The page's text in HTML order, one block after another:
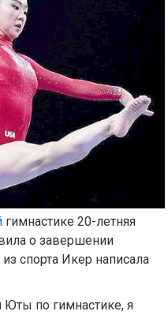
гимнастике 20-летняя
о завершении
спорта Икер написала
Юты по гимнастике, я